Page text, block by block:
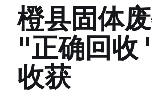
橙县固体
"正确回收
收获